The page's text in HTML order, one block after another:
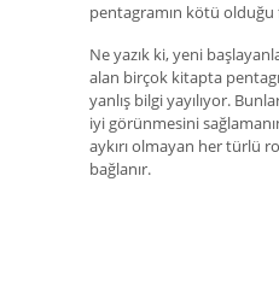
pentagramın kötü
Ne yazık ki, yeni
alan birçok kitapta
yanlış bilgi yayılıyor.
iyi görünmesini
aykırı olmayan her türlü
bağlanır.